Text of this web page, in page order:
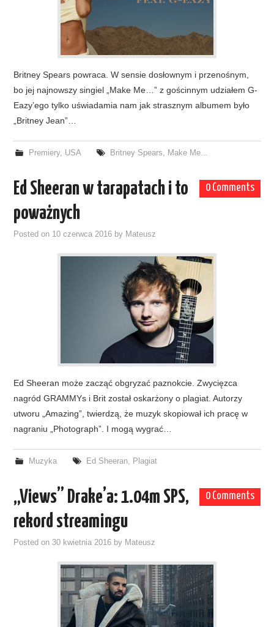
Britney Spears powraca. W sensie dosłownym i przenośnym,
bo jej najnowszy singiel „Make Me…” z gościnnym udziałem G-
Eazy’ego tylko uświadamia nam jak strasznym albumem było
„Britney Jean”…
Premiery, USA Britney Spears, Make Me...
0 Comments
Ed Sheeran w tarapatach i to
poważnych
Posted on 10 czerwca 2016 by Mateusz
Ed Sheeran może zacząć obgryzać paznokcie. Zwycięzca
nagród GRAMMYs i Brit został oskarżony o plagiat. Autorzy
utworu „Amazing”, twierdzą, że muzyk skopiował ich pracę w
nagraniu „Photograph”. I mogą wygrać…
Muzyka Ed Sheeran, Plagiat
0 Comments
„Views” Drake’a: 1.04m SPS,
rekord streamingu
Posted on 30 kwietnia 2016 by Mateusz